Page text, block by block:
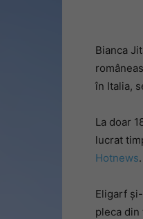
Bianca
în Italia,
La doar
lucrat
Hotnews.
Eligarf
pleca